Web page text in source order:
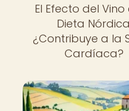
El Efecto del Vino
Dieta
¿Contribuye a la
Cardíaca?